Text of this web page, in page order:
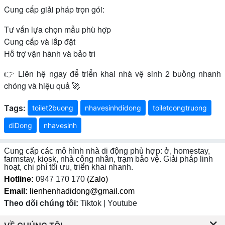
Cung cấp giải pháp trọn gói:
Tư vấn lựa chọn mẫu phù hợp
Cung cấp và lắp đặt
Hỗ trợ vận hành và bảo trì
👉 Liên hệ ngay để triển khai nhà vệ sinh 2 buồng nhanh
chóng và hiệu quả 🚀
Tags: toilet2buong nhavesinhdidong toiletcongtruong
diDong nhavesinh
Cung cấp các mô hình nhà di động phù hợp: ở, homestay,
farmstay, kiosk, nhà công nhân, trạm bảo vệ. Giải pháp linh
hoạt, chi phí tối ưu, triển khai nhanh.
Hotline: 0947 170 170 (Zalo)
Email: lienhenhadidong@gmail.com
Theo dõi chúng tôi: Tiktok | Youtube